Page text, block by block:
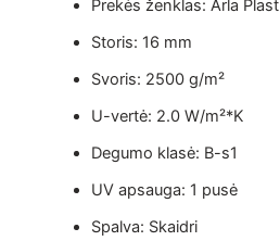
Prekės ženklas: Arla Plast
Storis: 16 mm
Svoris: 2500 g/m²
U-vertė: 2.0 W/m²*K
Degumo klasė: B-s1
UV apsauga: 1 pusė
Spalva: Skaidri